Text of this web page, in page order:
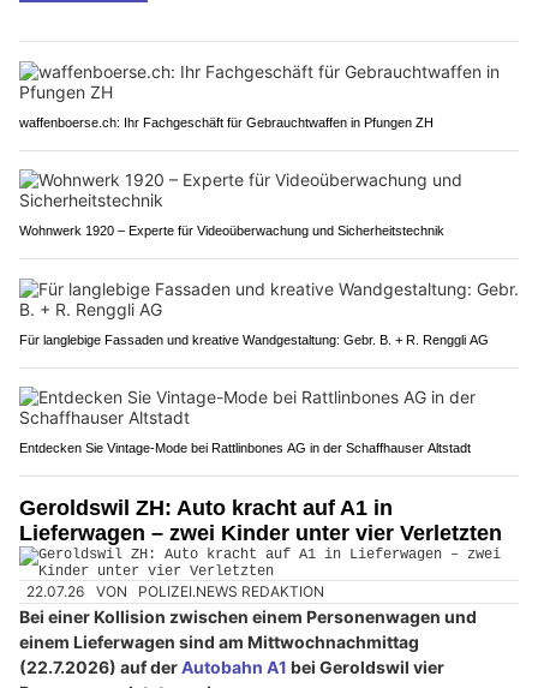
waffenboerse.ch: Ihr Fachgeschäft für Gebrauchtwaffen in Pfungen ZH
Wohnwerk 1920 – Experte für Videoüberwachung und Sicherheitstechnik
Für langlebige Fassaden und kreative Wandgestaltung: Gebr. B. + R. Renggli AG
Entdecken Sie Vintage-Mode bei Rattlinbones AG in der Schaffhauser Altstadt
Geroldswil ZH: Auto kracht auf A1 in
Lieferwagen – zwei Kinder unter vier Verletzten
22.07.26 VON POLIZEI.NEWS REDAKTION
Bei einer Kollision zwischen einem Personenwagen und
einem Lieferwagen sind am Mittwochnachmittag
(22.7.2026) auf derAutobahn A1 bei Geroldswil vier